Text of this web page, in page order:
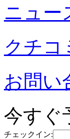
ニュー
クチコ
お問い
今すぐ
チェックイン: